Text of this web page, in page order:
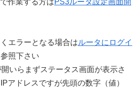
作業する方はPS3ルータ設定画面開
エラーとなる場合はルータにログイ
照下さい
いらまずステータス画面が表示さ
アドレスですが先頭の数字（値）